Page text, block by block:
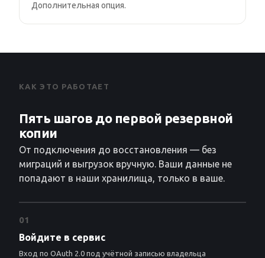
Дополнительная опция.
КАК ЭТО РАБОТАЕТ
Пять шагов до первой резервной
копии
От подключения до восстановления — без
миграций и выгрузок вручную. Ваши данные не
попадают в наши хранилища, только в ваше.
01
Войдите в сервис
Вход по OAuth 2.0 под учётной записью владельца